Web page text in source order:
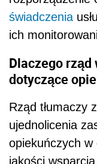
świadczenia
ich
Dlaczego
dotyczące
Rząd tłumaczy
ujednolicenia
opiekuńczych w
jakości